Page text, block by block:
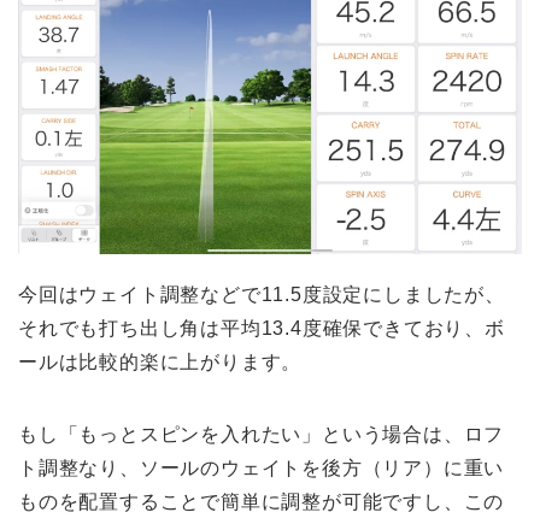
今回はウェイト調整などで11.5度設定にしましたが、
それでも打ち出し角は平均13.4度確保できており、ボ
ールは比較的楽に上がります。
もし「もっとスピンを入れたい」という場合は、ロフ
ト調整なり、ソールのウェイトを後方（リア）に重い
ものを配置することで簡単に調整が可能ですし、この